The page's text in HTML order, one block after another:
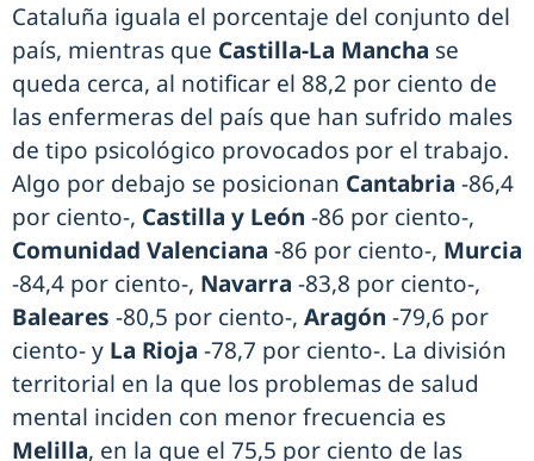
Cataluña iguala el porcentaje del conjunto del
país, mientras que Castilla-La Mancha se
queda cerca, al notificar el 88,2 por ciento de
las enfermeras del país que han sufrido males
de tipo psicológico provocados por el trabajo.
Algo por debajo se posicionan Cantabria -86,4
por ciento-, Castilla y León -86 por ciento-,
Comunidad Valenciana -86 por ciento-, Murcia
-84,4 por ciento-, Navarra -83,8 por ciento-,
Baleares -80,5 por ciento-, Aragón -79,6 por
ciento- y La Rioja -78,7 por ciento-. La división
territorial en la que los problemas de salud
mental inciden con menor frecuencia es
Melilla, en la que el 75,5 por ciento de las